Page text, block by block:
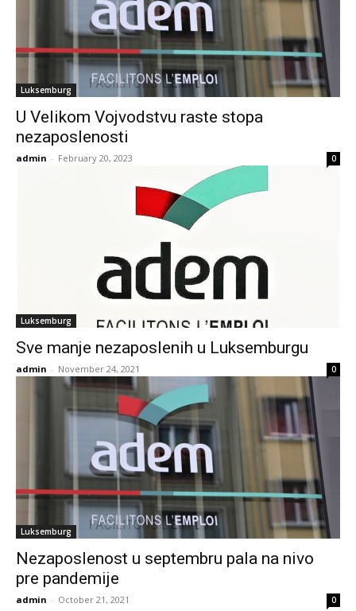
Luksemburg
U Velikom Vojvodstvu raste stopa
nezaposlenosti
admin - February 20, 2023 0
Luksemburg
Sve manje nezaposlenih u Luksemburgu
admin - November 24, 2021 0
Luksemburg
Nezaposlenost u septembru pala na nivo
pre pandemije
admin - October 21, 2021 0